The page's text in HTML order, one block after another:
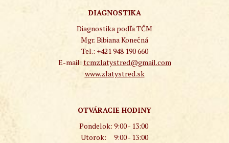
DIAGNOSTIKA
Diagnostika podľa TČM
Mgr. Bibiana Konečná
Tel.: +421 948 190 660
E-mail: tcmzlatystred@gmail.com
www.zlatystred.sk
OTVÁRACIE HODINY
Pondelok: 9:00 - 13:00
Utorok: 9:00 - 13:00